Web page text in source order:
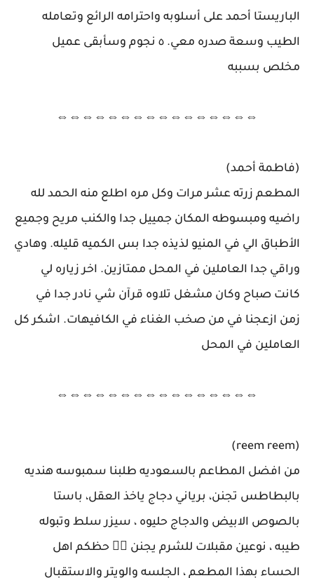
الباريستا أحمد على أسلوبه واحترامه الرائع وتعامله
الطيب وسعة صدره معي. ٥ نجوم وسأبقى عميل
مخلص بسببه
⇔⇔⇔⇔⇔⇔⇔⇔⇔⇔⇔⇔⇔⇔⇔⇔
(فاطمة أحمد)
المطعم زرته عشر مرات وكل مره اطلع منه الحمد لله
راضيه ومبسوطه المكان جمييل جدا والكنب مريح وجميع
الأطباق الي في المنيو لذيذه جدا بس الكميه قليله. وهادي
وراقي جدا العاملين في المحل ممتازين. اخر زياره لي
كانت صباح وكان مشغل تلاوه قرآن شي نادر جدا في
زمن ازعجنا في من صخب الغناء في الكافيهات. اشكر كل
العاملين في المحل
⇔⇔⇔⇔⇔⇔⇔⇔⇔⇔⇔⇔⇔⇔⇔⇔
(reem reem)
من افضل المطاعم بالسعوديه طلبنا سمبوسه هنديه
بالبطاطس تجنن، برياني دجاج ياخذ العقل، باستا
بالصوص الابيض والدجاج حليوه ، سيزر سلط وتبوله
طيبه ، نوعين مقبلات للشرم يجنن 👍🏽 حظكم اهل
الحساء بهذا المطعم ، الجلسه والويتر والاستقبال